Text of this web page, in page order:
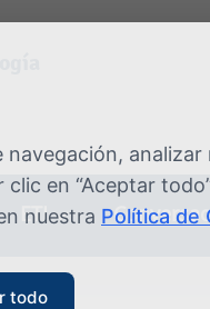
navegación,
en “Aceptar
nuestra Política de
todo
ETI